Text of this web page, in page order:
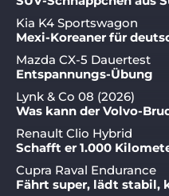
Kia K4 Sportswagon
Mexi-Koreaner für
Mazda CX-5 Dauertest
Entspannungs-Übung
Lynk & Co 08 (2026)
Was kann der Volvo-
Renault Clio Hybrid
Schafft er 1.000
Cupra Raval Endurance
Fährt super, lädt stabil,